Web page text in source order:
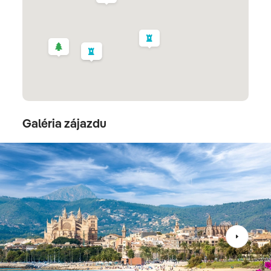
Alcúdia
3. deň
SOLLER - SIERRA DE TRAMONTANA - KAŇON
TORRENT DE PAREIS
Dnes náš čaká dobrodružnácesta dreveným
vláčikom do mesta Sollera poznávanie pohoriaSierra
Galéria zájazdu